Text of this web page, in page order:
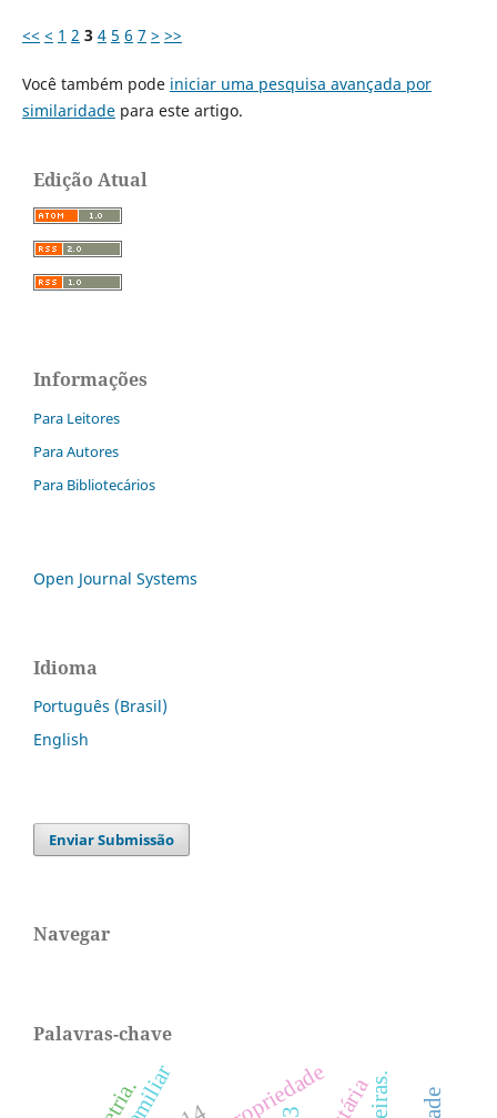
<< < 1 2 3 4 5 6 7 > >>
Você também pode iniciar uma pesquisa avançada por
similaridadepara este artigo.
Edição Atual
Informações
Para Leitores
Para Autores
Para Bibliotecários
Open Journal Systems
Idioma
Português (Brasil)
English
Enviar Submissão
Navegar
Palavras-chave